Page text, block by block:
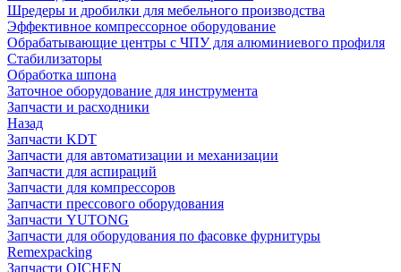
Шредеры и дробилки для мебельного производства
Эффективное компрессорное оборудование
Обрабатывающие центры с ЧПУ для алюминиевого профиля
Стабилизаторы
Обработка шпона
Заточное оборудование для инструмента
Запчасти и расходники
Назад
Запчасти KDT
Запчасти для автоматизации и механизации
Запчасти для аспираций
Запчасти для компрессоров
Запчасти прессового оборудования
Запчасти YUTONG
Запчасти для оборудования по фасовке фурнитуры
Remexpacking
Запчасти QICHEN